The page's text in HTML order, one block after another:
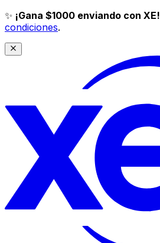
✨ ¡Gana $1000 enviando con XE!
condiciones.